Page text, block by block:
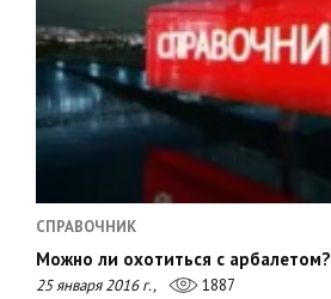
СПРАВОЧНИК
Можно ли охотиться с арбалетом?
25 января 2016 г., 1887